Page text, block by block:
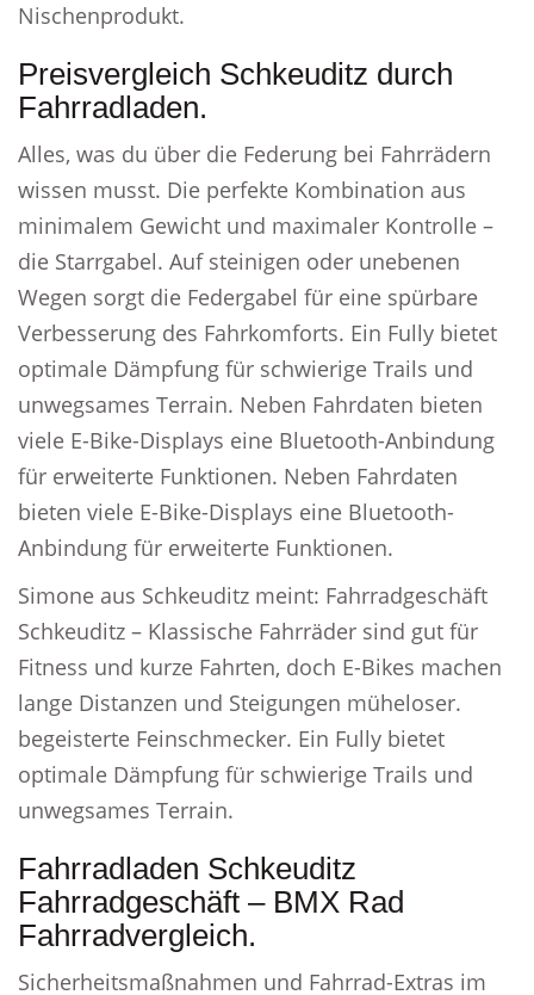
Nischenprodukt.
Preisvergleich Schkeuditz durch
Fahrradladen.
Alles, was du über die Federung bei Fahrrädern
wissen musst. Die perfekte Kombination aus
minimalem Gewicht und maximaler Kontrolle –
die Starrgabel. Auf steinigen oder unebenen
Wegen sorgt die Federgabel für eine spürbare
Verbesserung des Fahrkomforts. Ein Fully bietet
optimale Dämpfung für schwierige Trails und
unwegsames Terrain. Neben Fahrdaten bieten
viele E-Bike-Displays eine Bluetooth-Anbindung
für erweiterte Funktionen. Neben Fahrdaten
bieten viele E-Bike-Displays eine Bluetooth-
Anbindung für erweiterte Funktionen.
Simone aus Schkeuditz meint: Fahrradgeschäft
Schkeuditz – Klassische Fahrräder sind gut für
Fitness und kurze Fahrten, doch E-Bikes machen
lange Distanzen und Steigungen müheloser.
begeisterte Feinschmecker. Ein Fully bietet
optimale Dämpfung für schwierige Trails und
unwegsames Terrain.
Fahrradladen Schkeuditz
Fahrradgeschäft – BMX Rad
Fahrradvergleich.
Sicherheitsmaßnahmen und Fahrrad-Extras im